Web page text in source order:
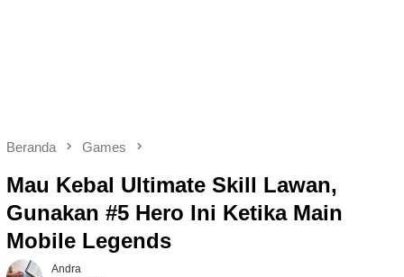
Beranda Games
Mau Kebal Ultimate Skill Lawan,
Gunakan #5 Hero Ini Ketika Main
Mobile Legends
Andra